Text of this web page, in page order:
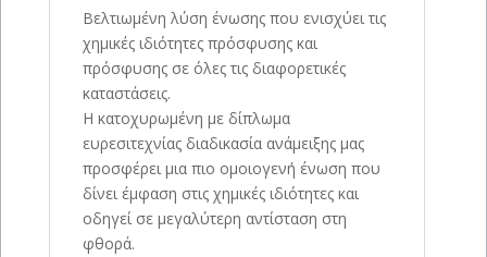
Βελτιωμένη λύση ένωσης που ενισχύει τις
χημικές ιδιότητες πρόσφυσης και
πρόσφυσης σε όλες τις διαφορετικές
καταστάσεις.
Η κατοχυρωμένη με δίπλωμα
ευρεσιτεχνίας διαδικασία ανάμειξης μας
προσφέρει μια πιο ομοιογενή ένωση που
δίνει έμφαση στις χημικές ιδιότητες και
οδηγεί σε μεγαλύτερη αντίσταση στη
φθορά.